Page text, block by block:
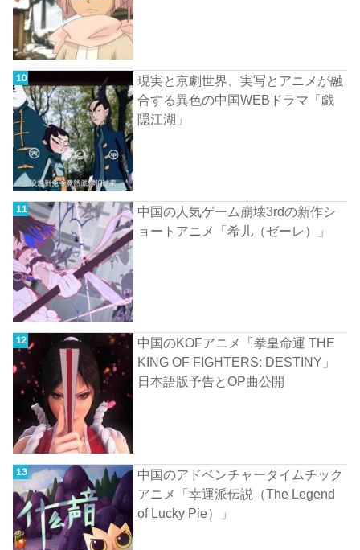
現実と京劇世界、実写とアニメが融
合する異色の中国WEBドラマ「戯
隠江湖」
中国の人気ゲーム崩壊3rdの新作シ
ョートアニメ「希儿（ゼーレ）」
中国のKOFアニメ「拳皇命運 THE
KING OF FIGHTERS: DESTINY」
日本語版予告とOP曲公開
中国のアドベンチャータイムチック
アニメ「幸運派伝説（The Legend
of Lucky Pie）」